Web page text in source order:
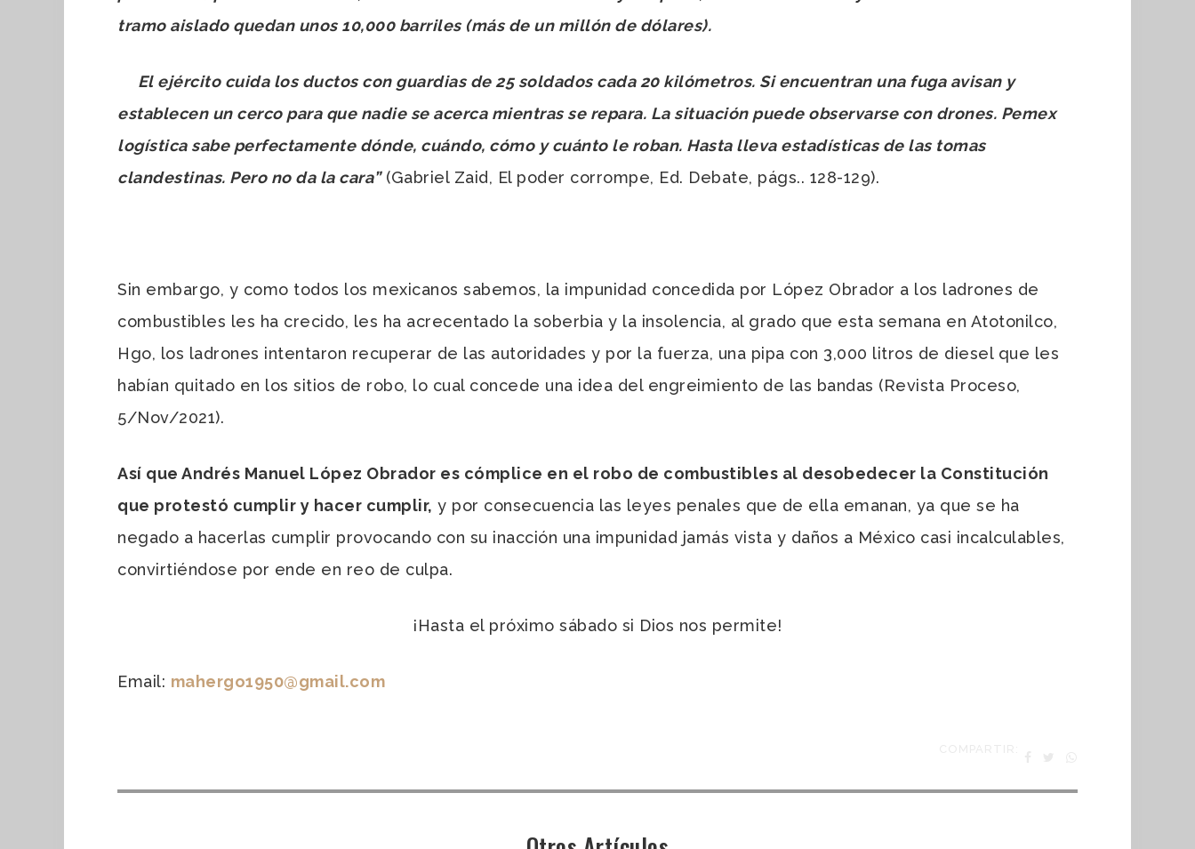
tramo aislado quedan unos 10,000 barriles (más de un millón de dólares).
El ejército cuida los ductos con guardias de 25 soldados cada 20 kilómetros. Si encuentran una fuga avisan y
establecen un cerco para que nadie se acerca mientras se repara. La situación puede observarse con drones. Pemex
logística sabe perfectamente dónde, cuándo, cómo y cuánto le roban. Hasta lleva estadísticas de las tomas
clandestinas. Pero no da la cara”(Gabriel Zaid, El poder corrompe, Ed. Debate, págs.. 128-129).
Sin embargo, y como todos los mexicanos sabemos, la impunidad concedida por López Obrador a los ladrones de
combustibles les ha crecido, les ha acrecentado la soberbia y la insolencia, al grado que esta semana en Atotonilco,
Hgo, los ladrones intentaron recuperar de las autoridades y por la fuerza, una pipa con 3,000 litros de diesel que les
habían quitado en los sitios de robo, lo cual concede una idea del engreimiento de las bandas (Revista Proceso,
5/Nov/2021).
Así que Andrés Manuel López Obrador es cómplice en el robo de combustibles al desobedecer la Constitución
que protestó cumplir y hacer cumplir, y por consecuencia las leyes penales que de ella emanan, ya que se ha
negado a hacerlas cumplir provocando con su inacción una impunidad jamás vista y daños a México casi incalculables,
convirtiéndose por ende en reo de culpa.
¡Hasta el próximo sábado si Dios nos permite!
Email: mahergo1950@gmail.com